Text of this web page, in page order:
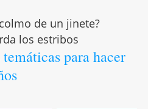
de un jinete?
los estribos
para hacer